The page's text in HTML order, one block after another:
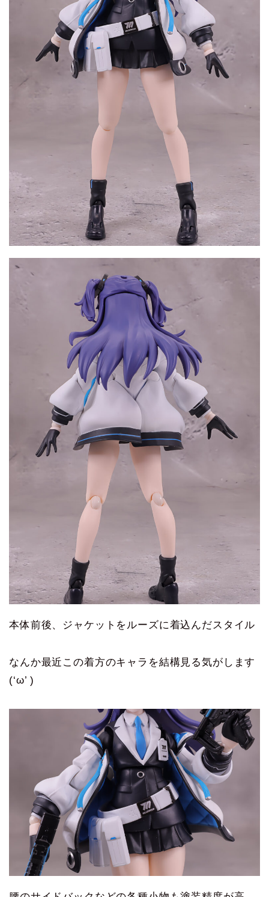
本体前後、ジャケットをルーズに着込んだスタイル
なんか最近この着方のキャラを結構見る気がします
(‘ω’ )